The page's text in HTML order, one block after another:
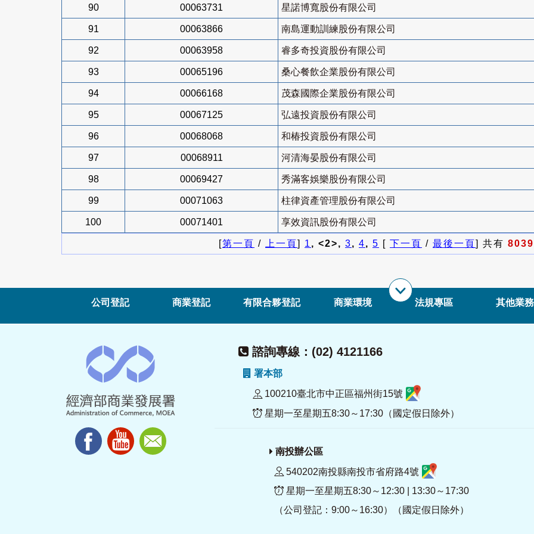
90 00063731 星諾博寬股份有限公司
91 00063866 南島運動訓練股份有限公司
92 00063958 睿多奇投資股份有限公司
93 00065196 桑心餐飲企業股份有限公司
94 00066168 茂森國際企業股份有限公司
95 00067125 弘遠投資股份有限公司
96 00068068 和椿投資股份有限公司
97 00068911 河清海晏股份有限公司
98 00069427 秀滿客娛樂股份有限公司
99 00071063 柱律資產管理股份有限公司
100 00071401 享效資訊股份有限公司
[第一頁 / 上一頁] 1, <2>, 3, 4, 5 [ 下一頁 / 最後一頁] 共有 8039
公司登記 商業登記 有限合夥登記 商業環境 法規專區 其他業務
諮詢專線：(02) 4121166
署本部
100210臺北市中正區福州街15號
星期一至星期五8:30～17:30（國定假日除外）
南投辦公區
540202南投縣南投市省府路4號
星期一至星期五8:30～12:30 | 13:30～17:30
（公司登記：9:00～16:30）（國定假日除外）